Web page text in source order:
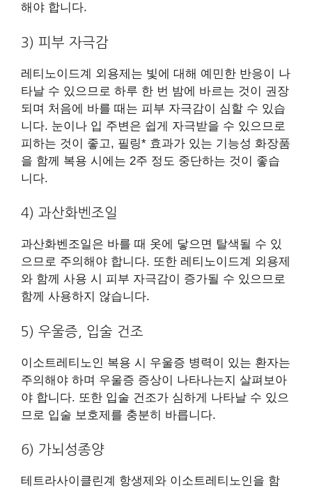
해야 합니다.
3) 피부 자극감
레티노이드계 외용제는 빛에 대해 예민한 반응이 나
타날 수 있으므로 하루 한 번 밤에 바르는 것이 권장
되며 처음에 바를 때는 피부 자극감이 심할 수 있습
니다. 눈이나 입 주변은 쉽게 자극받을 수 있으므로
피하는 것이 좋고, 필링* 효과가 있는 기능성 화장품
을 함께 복용 시에는 2주 정도 중단하는 것이 좋습
니다.
4) 과산화벤조일
과산화벤조일은 바를 때 옷에 닿으면 탈색될 수 있
으므로 주의해야 합니다. 또한 레티노이드계 외용제
와 함께 사용 시 피부 자극감이 증가될 수 있으므로
함께 사용하지 않습니다.
5) 우울증, 입술 건조
이소트레티노인 복용 시 우울증 병력이 있는 환자는
주의해야 하며 우울증 증상이 나타나는지 살펴보아
야 합니다. 또한 입술 건조가 심하게 나타날 수 있으
므로 입술 보호제를 충분히 바릅니다.
6) 가뇌성종양
테트라사이클린계 항생제와 이소트레티노인을 함